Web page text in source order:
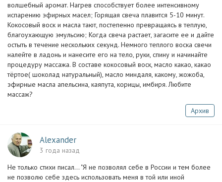
волшебный аромат. Нагрев способствует более интенсивному
испарению эфирных масел; Горящая свеча плавится 5-10 минут.
Кокосовый воск и масла тают, постепенно превращаясь в теплую,
благоухающую эмульсию; Когда свеча растает, загасите ее и дайте
остыть в течение нескольких секунд. Немного теплого воска свечи
налейте в ладонь и нанесите его на тело, руки, спину и начинайте
процедуру массажа. В составе кокосовый воск, масло какао, какао
тёртое( шоколад натуральный), масло миндаля, какому, жожоба,
эфирные масла апельсина, каяпута, корицы, имбиря. Любите
массаж?
Архив
Alexander
3 года назад
Не только стихи писал... "Я не позволял себе в России и тем более
не позволю себе здесь использовать меня в той или иной